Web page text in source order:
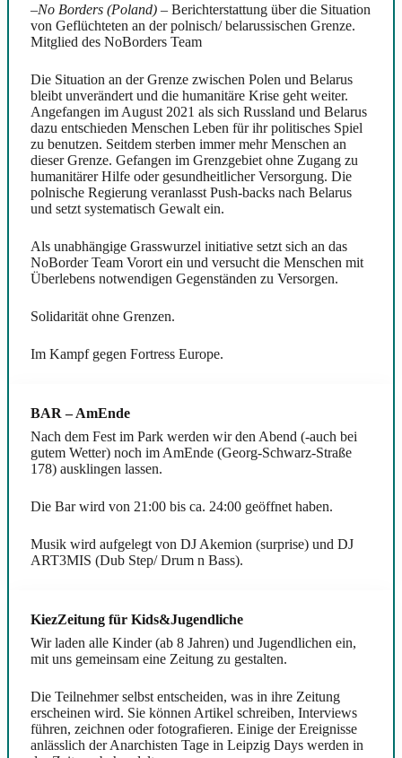
–No Borders (Poland) – Berichterstattung über die Situation
von Geflüchteten an der polnisch/ belarussischen Grenze.
Mitglied des NoBorders Team
Die Situation an der Grenze zwischen Polen und Belarus
bleibt unverändert und die humanitäre Krise geht weiter.
Angefangen im August 2021 als sich Russland und Belarus
dazu entschieden Menschen Leben für ihr politisches Spiel
zu benutzen. Seitdem sterben immer mehr Menschen an
dieser Grenze. Gefangen im Grenzgebiet ohne Zugang zu
humanitärer Hilfe oder gesundheitlicher Versorgung. Die
polnische Regierung veranlasst Push-backs nach Belarus
und setzt systematisch Gewalt ein.
Als unabhängige Grasswurzel initiative setzt sich an das
NoBorder Team Vorort ein und versucht die Menschen mit
Überlebens notwendigen Gegenständen zu Versorgen.
Solidarität ohne Grenzen.
Im Kampf gegen Fortress Europe.
BAR – AmEnde
Nach dem Fest im Park werden wir den Abend (-auch bei
gutem Wetter) noch im AmEnde (Georg-Schwarz-Straße
178) ausklingen lassen.
Die Bar wird von 21:00 bis ca. 24:00 geöffnet haben.
Musik wird aufgelegt von DJ Akemion (surprise) und DJ
ART3MIS (Dub Step/ Drum n Bass).
KiezZeitung für Kids&Jugendliche
Wir laden alle Kinder (ab 8 Jahren) und Jugendlichen ein,
mit uns gemeinsam eine Zeitung zu gestalten.
Die Teilnehmer selbst entscheiden, was in ihre Zeitung
erscheinen wird. Sie können Artikel schreiben, Interviews
führen, zeichnen oder fotografieren. Einige der Ereignisse
anlässlich der Anarchisten Tage in Leipzig Days werden in